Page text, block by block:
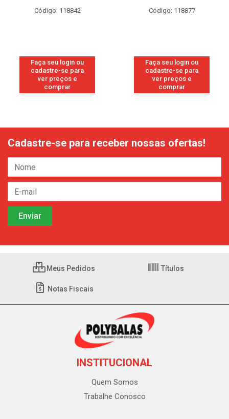
Código: 118842
Faça seu login ou
cadastre-se para
ver preços e
comprar
Código: 118877
Faça seu login ou
cadastre-se para
ver preços e
comprar
Cadastre-se para receber nossas ofertas!
Meus Pedidos Títulos
Notas Fiscais
INSTITUCIONAL
Quem Somos
Trabalhe Conosco